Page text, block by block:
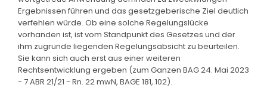
Ergebnissen führen und das gesetzgeberische Ziel deutlich
verfehlen würde. Ob eine solche Regelungslücke
vorhanden ist, ist vom Standpunkt des Gesetzes und der
ihm zugrunde liegenden Regelungsabsicht zu beurteilen.
Sie kann sich auch erst aus einer weiteren
Rechtsentwicklung ergeben (zum Ganzen BAG 24. Mai 2023
- 7 ABR 21/21 - Rn. 22 mwN, BAGE 181, 102).